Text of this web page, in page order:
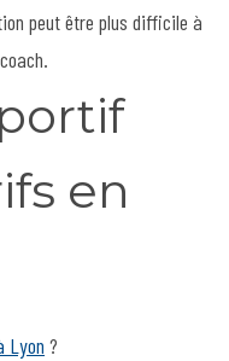
peut être plus difficile à
en
Lyon ?